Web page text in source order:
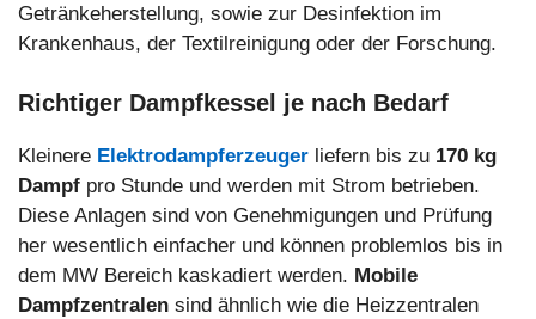
Getränkeherstellung, sowie zur Desinfektion im
Krankenhaus, der Textilreinigung oder der Forschung.
Richtiger Dampfkessel je nach Bedarf
Kleinere Elektrodampferzeuger liefern bis zu 170 kg
Dampf pro Stunde und werden mit Strom betrieben.
Diese Anlagen sind von Genehmigungen und Prüfung
her wesentlich einfacher und können problemlos bis in
dem MW Bereich kaskadiert werden. Mobile
Dampfzentralen sind ähnlich wie die Heizzentralen